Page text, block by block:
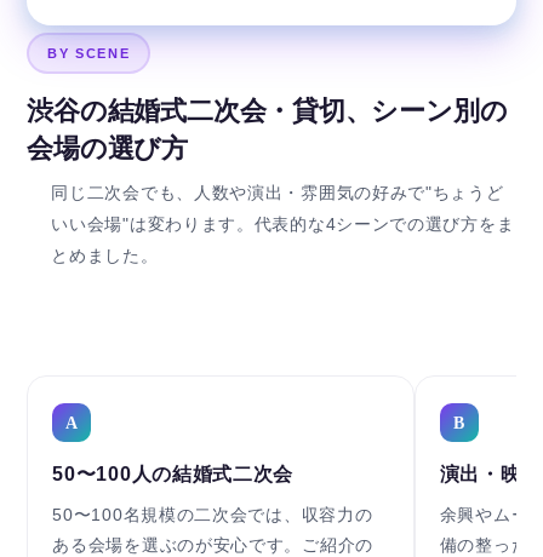
BY SCENE
渋谷の結婚式二次会・貸切、シーン別の
会場の選び方
同じ二次会でも、人数や演出・雰囲気の好みで"ちょうど
いい会場"は変わります。代表的な4シーンでの選び方をま
とめました。
A
50〜100人の結婚式二次会
50〜100名規模の二次会では、収容力の
ある会場を選ぶのが安心です。ご紹介の
B
演出・映
余興やムー
備の整った